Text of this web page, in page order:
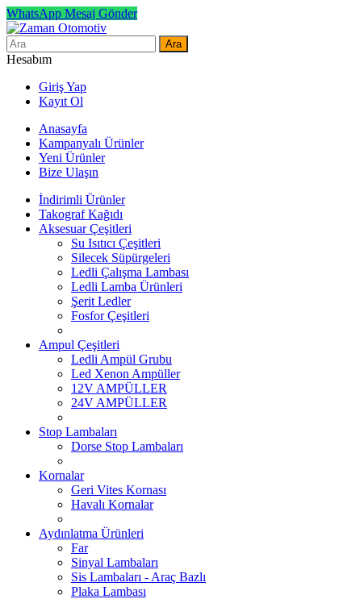
WhatsApp Mesaj Gönder
Ara
Hesabım
Giriş Yap
Kayıt Ol
Anasayfa
Kampanyalı Ürünler
Yeni Ürünler
Bize Ulaşın
İndirimli Ürünler
Takograf Kağıdı
Aksesuar Çeşitleri
Su Isıtıcı Çeşitleri
Silecek Süpürgeleri
Ledli Çalışma Lambası
Ledli Lamba Ürünleri
Şerit Ledler
Fosfor Çeşitleri
Ampul Çeşitleri
Ledli Ampül Grubu
Led Xenon Ampüller
12V AMPÜLLER
24V AMPÜLLER
Stop Lambaları
Dorse Stop Lambaları
Kornalar
Geri Vites Kornası
Havalı Kornalar
Aydınlatma Ürünleri
Far
Sinyal Lambaları
Sis Lambaları - Araç Bazlı
Plaka Lambası